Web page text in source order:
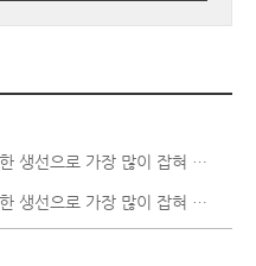
명태는 우리나라 사람들과 가장 친숙한 생선으로 가장 많이 잡혀 구하..
명태는 우리나라 사람들과 가장 친숙한 생선으로 가장 많이 잡혀 구하..